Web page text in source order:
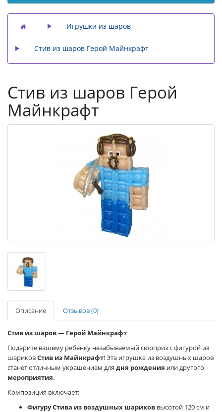
Игрушки из шаров
Стив из шаров Герой Майнкрафт
Стив из шаров Герой
Майнкрафт
Описание Отзывов (0)
Стив из шаров — Герой Майнкрафт
Подарите вашему ребенку незабываемый сюрприз с фигурой из
шариковСтив из Майнкрафт! Эта игрушка из воздушных шаров
станет отличным украшением для дня рождения или другого
мероприятия.
Композиция включает:
Фигуру Стива из воздушных шариков высотой 120 см и